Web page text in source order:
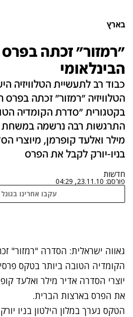
בארץ
"רמזור" זכתה
הבינלאומי
כבוד רב לתעשיית הטלוויזיה
הטלוויזיה "רמזור" זכתה בפרס
בקטגורית "סדרת הקומדיה
התרגשות רבה נרשמה במשחת
מילר ואלעד קופרמן, מיוצרי
בניו-יורק לקבל את הפרס
חדשות
פורסם: 23.11.10, 04:29
עקבו אחרינו בגוגל
נתקלנו בבעיה
גאווה ישראלית: הסדרה "רמזור"
הקומדיה הטובה ביותר בטקס
יוצרי הסדרה אדיר מילר ואלעד
את הפרס בארצות הברית.
הטקס נערך במלון הילטון בניו